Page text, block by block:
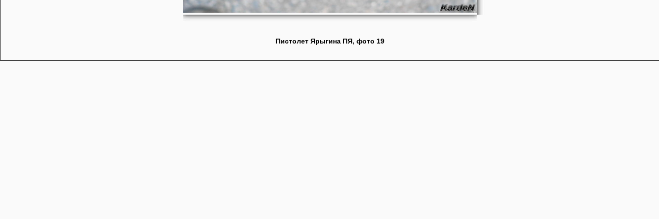
Пистолет Ярыгина ПЯ, фото 19